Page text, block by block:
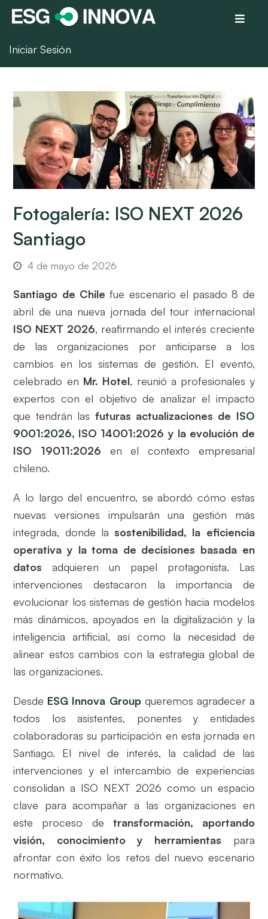
Iniciar Sesión
Fotogalería: ISO NEXT 2026
Santiago
4 de mayo de 2026
Santiago de Chile fue escenario el pasado 8 de
abril de una nueva jornada del tour internacional
ISO NEXT 2026, reafirmando el interés creciente
de las organizaciones por anticiparse a los
cambios en los sistemas de gestión. El evento,
celebrado en Mr. Hotel, reunió a profesionales y
expertos con el objetivo de analizar el impacto
que tendrán las futuras actualizaciones de ISO
9001:2026, ISO 14001:2026 y la evolución de
ISO 19011:2026 en el contexto empresarial
chileno.
A lo largo del encuentro, se abordó cómo estas
nuevas versiones impulsarán una gestión más
integrada, donde lasostenibilidad, la eficiencia
operativa y la toma de decisiones basada en
datos adquieren un papel protagonista. Las
intervenciones destacaron la importancia de
evolucionar los sistemas de gestión hacia modelos
más dinámicos, apoyados en la digitalización y la
inteligencia artificial, así como la necesidad de
alinear estos cambios con la estrategia global de
las organizaciones.
Desde ESG Innova Groupqueremos agradecer a
todos los asistentes, ponentes y entidades
colaboradoras su participación en esta jornada en
Santiago. El nivel de interés, la calidad de las
intervenciones y el intercambio de experiencias
consolidan a ISO NEXT 2026 como un espacio
clave para acompañar a las organizaciones en
este proceso de transformación, aportando
visión, conocimiento y herramientas para
afrontar con éxito los retos del nuevo escenario
normativo.